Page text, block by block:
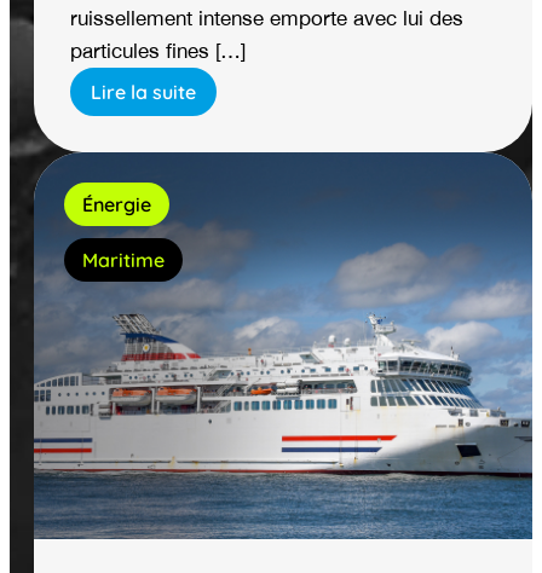
ruissellement intense emporte avec lui des
particules fines […]
Lire la suite
Énergie
Maritime